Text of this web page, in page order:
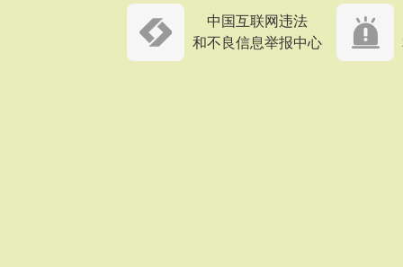
中国互联网违法
和不良信息举报中心